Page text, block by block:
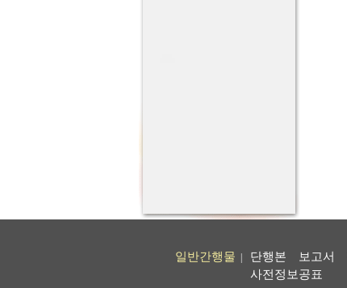
일반간행물 단행본 보고서
사전정보공표